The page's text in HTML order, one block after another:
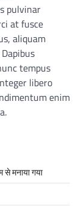
pulvinar
at fusce
aliquam
tempus
libero
enim
मनाया गया